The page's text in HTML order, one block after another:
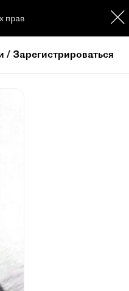
прав
/ Зарегистрироваться